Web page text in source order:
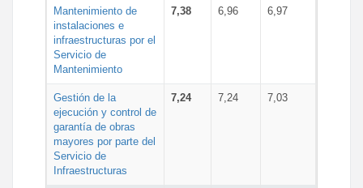
Mantenimiento de
instalaciones e
infraestructuras por el
Servicio de
Mantenimiento
7,38 6,96 6,97
Gestión de la
ejecución y control de
garantía de obras
mayores por parte del
Servicio de
Infraestructuras
7,24 7,24 7,03